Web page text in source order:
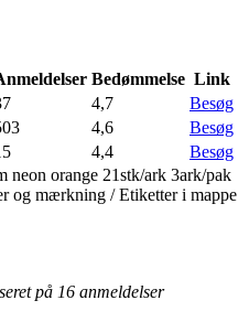
Bedømmelse Link
4,7
Besøg
4,6
Besøg
4,4
Besøg
neon orange 21stk/ark 3ark/pak
og mærkning / Etiketter i mappe
på 16 anmeldelser